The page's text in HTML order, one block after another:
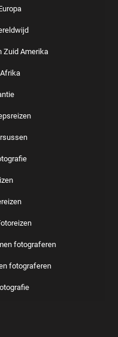
Zuid Amerika
fotograferen
fotograferen